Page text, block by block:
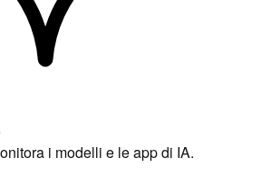
i modelli e le app di IA.